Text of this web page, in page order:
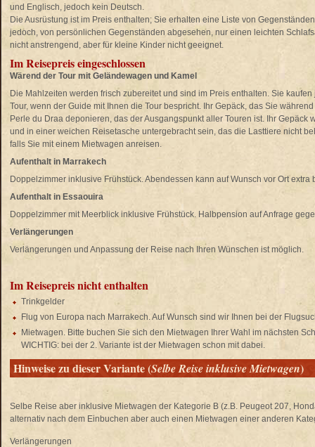
und Englisch, jedoch kein Deutsch.
Die Ausrüstung ist im Preis enthalten; Sie erhalten eine Liste von
jedoch, von persönlichen Gegenständen abgesehen, nur einen leichten
nicht anstrengend, aber für kleine Kinder nicht geeignet.
Im Reisepreis eingeschlossen
Wärend der Tour mit Geländewagen und Kamel
Die Mahlzeiten werden frisch zubereitet und sind im Preis enthalten. Sie
Tour, wenn der Guide mit Ihnen die Tour bespricht. Ihr Gepäck, das Sie
Perle du Draa deponieren, das der Ausgangspunkt aller Touren ist. Ihr
und in einer weichen Reisetasche untergebracht sein, das die Lasttiere nicht
falls Sie mit einem Mietwagen anreisen.
Aufenthalt in Marrakech
Doppelzimmer inklusive Frühstück. Abendessen kann auf Wunsch vor Ort extra
Aufenthalt in Essaouira
Doppelzimmer mit Meerblick inklusive Frühstück. Halbpension auf Anfrage
Verlängerungen
Verlängerungen und Anpassung der Reise nach Ihren Wünschen ist möglich.
Im Reisepreis nicht enthalten
Trinkgelder
Flug von Europa nach Marrakech. Auf Wunsch sind wir Ihnen bei der
Mietwagen. Bitte buchen Sie sich den Mietwagen Ihrer Wahl im nächsten
WICHTIG: bei der 2. Variante ist der Mietwagen schon mit dabei.
Hinweise zu dieser Variante (Selbe Reise inklusive Mietwagen)
Selbe Reise aber inklusive Mietwagen der Kategorie B (z.B. Peugeot 207,
alternativ nach dem Einbuchen aber auch einen Mietwagen einer anderen
Verlängerungen